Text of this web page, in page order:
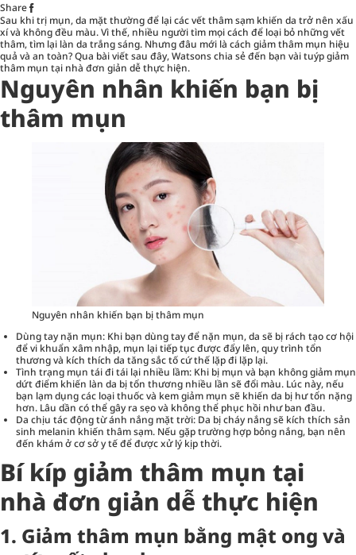
Share
Sau khi trị mụn, da mặt thường để lại các vết thâm sạm khiến da trở nên xấu
xí và không đều màu. Vì thế, nhiều người tìm mọi cách để loại bỏ những vết
thâm, tìm lại làn da trắng sáng. Nhưng đâu mới là cách giảmthâm mụn hiệu
quả và an toàn? Qua bài viết sau đây, Watsons chia sẻ đến bạn vài tuýp giảm
thâm mụn tại nhà đơn giản dễ thực hiện.
Nguyên nhân khiến bạn bị
thâm mụn
Nguyên nhân khiến bạn bị thâm mụn
Dùng tay nặn mụn: Khi bạn dùng tay để nặn mụn, da sẽ bị rách tạo cơ hội
để vi khuẩn xâm nhập, mụn lại tiếp tục được đẩy lên, quy trình tổn
thương và kích thích da tăng sắc tố cứ thế lặp đi lặp lại.
Tình trạng mụn tái đi tái lại nhiều lầm: Khi bị mụn và bạn không giảm mụn
dứt điểm khiến làn da bị tổn thương nhiều lần sẽ đổi màu. Lúc này, nếu
bạn lạm dụng các loại thuốc và kem giảm mụn sẽ khiến da bị hư tổn nặng
hơn. Lâu dần có thể gây ra sẹo và không thể phục hồi như ban đầu.
Da chịu tác động từ ánh nắng mặt trời: Da bị cháy nắng sẽ kích thích sản
sinh melanin khiến thâm sạm. Nếu gặp trường hợp bỏng nắng, bạn nên
đến khám ở cơ sở y tế để được xử lý kịp thời.
Bí kíp giảm thâm mụn tại
nhà đơn giản dễ thực hiện
1. Giảm thâm mụn bằng mật ong và